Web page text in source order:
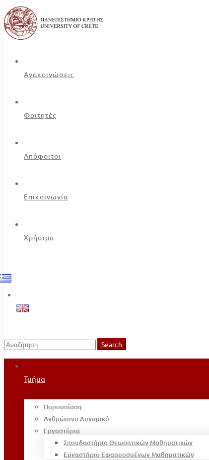
Ανακοινώσεις
Φοιτητές
Απόφοιτοι
Επικοινωνία
Χρήσιμα
Search
for:
Search
Τμήμα
Παρουσίαση
Ανθρώπινο Δυναμικό
Εργαστήρια
Σπουδαστήριο Θεωρητικών Μαθηματικών
Εργαστήριο Εφαρμοσμένων Μαθηματικών